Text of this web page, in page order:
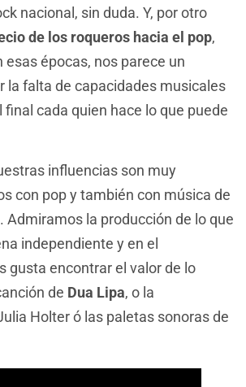
nacional, sin duda. Y, por otro
de los roqueros hacia el pop,
esas épocas, nos parece un
la falta de capacidades musicales
final cada quien hace lo que puede
influencias son muy
con pop y también con música de
Admiramos la producción de lo que
independiente y en el
gusta encontrar el valor de lo
de Dua Lipa, o la
Holter ó las paletas sonoras de